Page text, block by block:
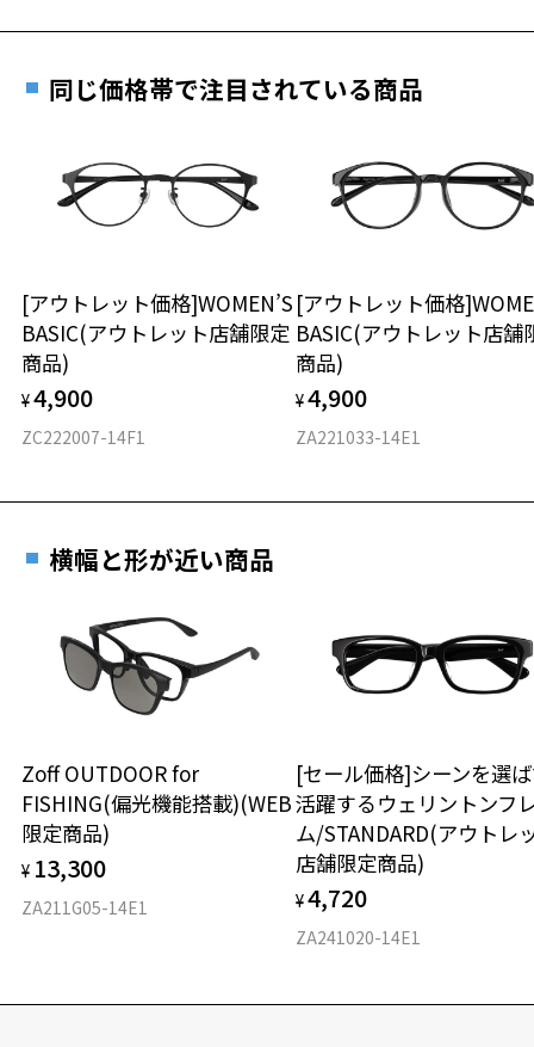
13.5g
※着脱式サングラス：デモレンズ、アタッチメント込みの重さ
タイプ
材質
フロント素材：メタル/French Plastic
す。
もっと見る
お近くのZoff実店舗にて度数を測定いただけます（無料）。
その際は記入用紙をダウンロードしてお使いください。
ダウンロード
同じ価格帯で注目されている商品
[アウトレット価格]WOMEN’S
BASIC(アウトレット店舗限定
商品)
¥4,900
ZC222007-14F1
[アウトレット価格
BASIC(アウトレット店舗
商品)
¥4,900
ZA221033-14E1
横幅と形が近い商品
Zoff OUTDOOR for
FISHING(偏光機能搭載)(WEB
限定商品)
¥ 13,300
ZA211G05-14E1
[セール価格]シーンを選
活躍するウェリントンフ
ム/STANDARD(アウトレ
店舗限定商品)
¥4,720
ZA241020-14E1